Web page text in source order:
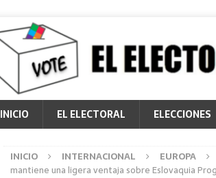
INICIO EL ELECTORAL ELECCIONES
INICIO INTERNACIONAL EUROPA
mantiene una ligera ventaja sobre Eslovaquia